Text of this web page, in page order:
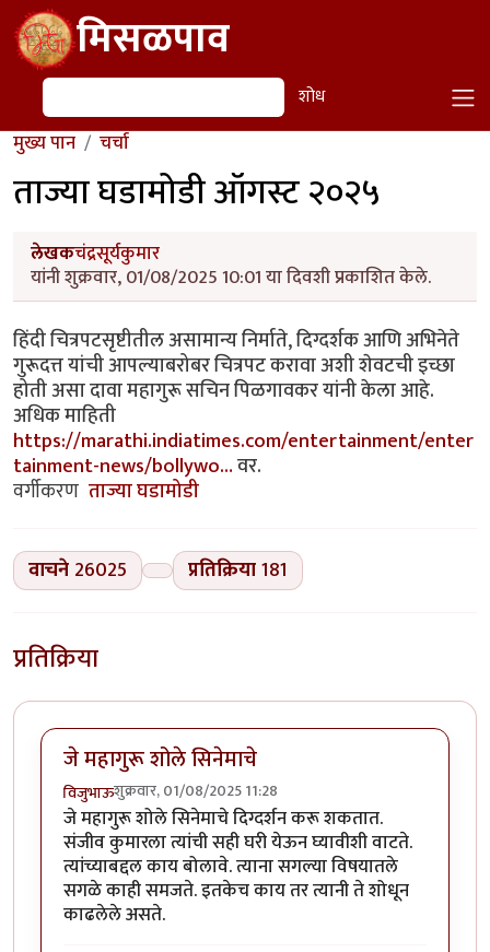
Skip to main contentमिसळपाव
शोध शोध
मुख्य पान चर्चा
ताज्या घडामोडी ऑगस्ट २०२५
लेखकचंद्रसूर्यकुमार
यांनी शुक्रवार, 01/08/2025 10:01 या दिवशी प्रकाशित केले.
हिंदी चित्रपटसृष्टीतील असामान्य निर्माते, दिग्दर्शक आणि अभिनेते
गुरूदत्त यांची आपल्याबरोबर चित्रपट करावा अशी शेवटची इच्छा
होती असा दावा महागुरू सचिन पिळगावकर यांनी केला आहे.
अधिक माहिती
https://marathi.indiatimes.com/entertainment/enter
tainment-news/bollywo…वर.
वर्गीकरण ताज्या घडामोडी
वाचने 26025 प्रतिक्रिया181
प्रतिक्रिया
जे महागुरू शोले सिनेमाचे
विजुभाऊशुक्रवार, 01/08/2025 11:28
जे महागुरू शोले सिनेमाचे दिग्दर्शन करू शकतात.
संजीव कुमारला त्यांची सही घरी येऊन घ्यावीशी वाटते.
त्यांच्याबद्दल काय बोलावे. त्याना सगल्या विषयातले
सगळे काही समजते. इतकेच काय तर त्यानी ते शोधून
काढलेले असते.